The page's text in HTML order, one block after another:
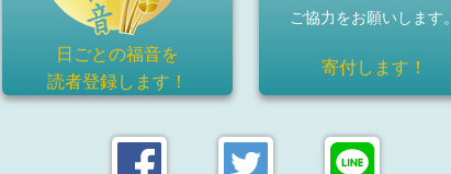
日ごとの福音を
読者登録します！
ご協力をお願いします。
寄付します！